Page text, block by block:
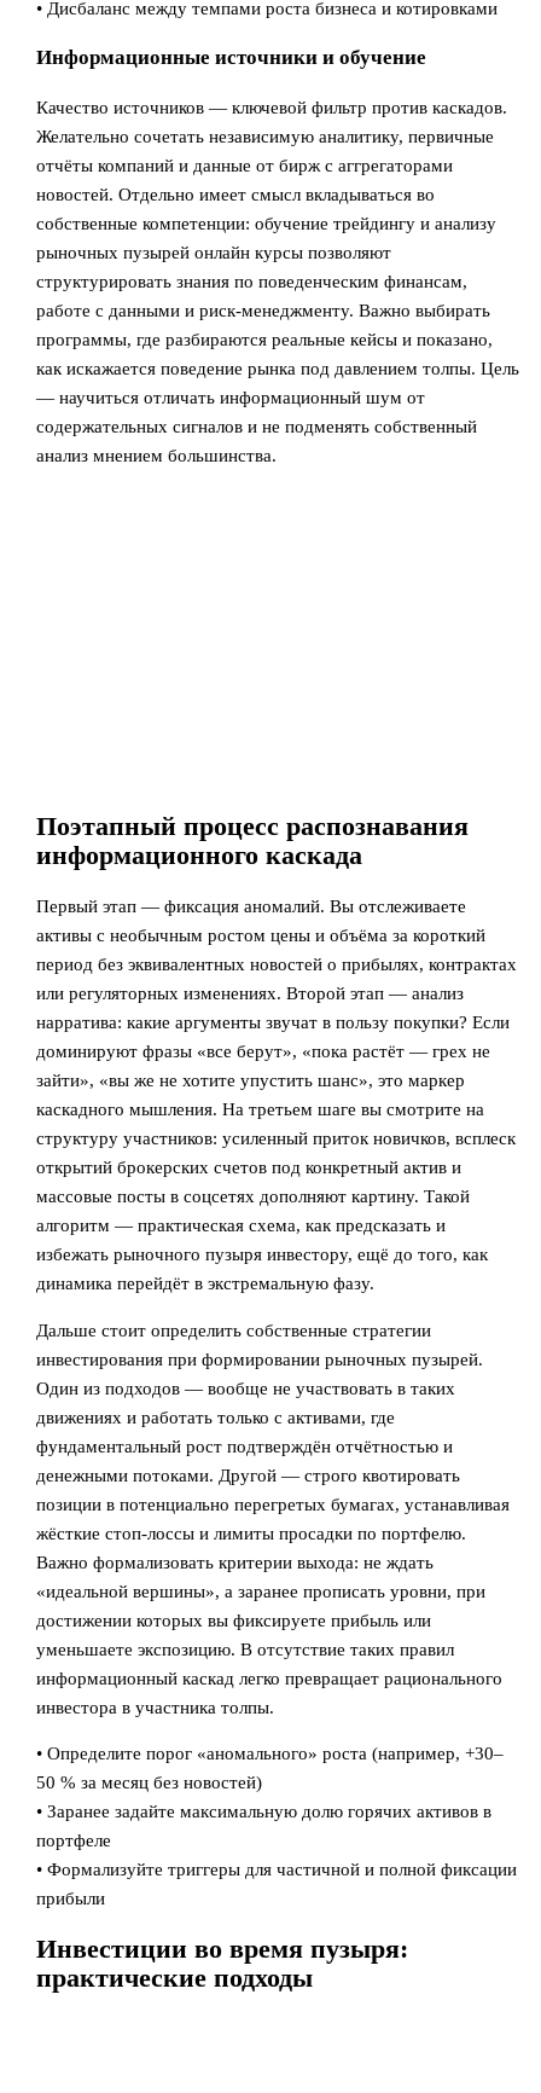
• Дисбаланс между темпами роста бизнеса и котировками
Информационные источники и обучение
Качество источников — ключевой фильтр против каскадов.
Желательно сочетать независимую аналитику, первичные
отчёты компаний и данные от бирж с аггрегаторами
новостей. Отдельно имеет смысл вкладываться во
собственные компетенции: обучение трейдингу и анализу
рыночных пузырей онлайн курсы позволяют
структурировать знания по поведенческим финансам,
работе с данными и риск‑менеджменту. Важно выбирать
программы, где разбираются реальные кейсы и показано,
как искажается поведение рынка под давлением толпы. Цель
— научиться отличать информационный шум от
содержательных сигналов и не подменять собственный
анализ мнением большинства.
Поэтапный процесс распознавания
информационного каскада
Первый этап — фиксация аномалий. Вы отслеживаете
активы с необычным ростом цены и объёма за короткий
период без эквивалентных новостей о прибылях, контрактах
или регуляторных изменениях. Второй этап — анализ
нарратива: какие аргументы звучат в пользу покупки? Если
доминируют фразы «все берут», «пока растёт — грех не
зайти», «вы же не хотите упустить шанс», это маркер
каскадного мышления. На третьем шаге вы смотрите на
структуру участников: усиленный приток новичков, всплеск
открытий брокерских счетов под конкретный актив и
массовые посты в соцсетях дополняют картину. Такой
алгоритм — практическая схема, как предсказать и
избежать рыночного пузыря инвестору, ещё до того, как
динамика перейдёт в экстремальную фазу.
Дальше стоит определить собственные стратегии
инвестирования при формировании рыночных пузырей.
Один из подходов — вообще не участвовать в таких
движениях и работать только с активами, где
фундаментальный рост подтверждён отчётностью и
денежными потоками. Другой — строго квотировать
позиции в потенциально перегретых бумагах, устанавливая
жёсткие стоп‑лоссы и лимиты просадки по портфелю.
Важно формализовать критерии выхода: не ждать
«идеальной вершины», а заранее прописать уровни, при
достижении которых вы фиксируете прибыль или
уменьшаете экспозицию. В отсутствие таких правил
информационный каскад легко превращает рационального
инвестора в участника толпы.
• Определите порог «аномального» роста (например, +30–
50 % за месяц без новостей)
• Заранее задайте максимальную долю горячих активов в
портфеле
• Формализуйте триггеры для частичной и полной фиксации
прибыли
Инвестиции во время пузыря:
практические подходы